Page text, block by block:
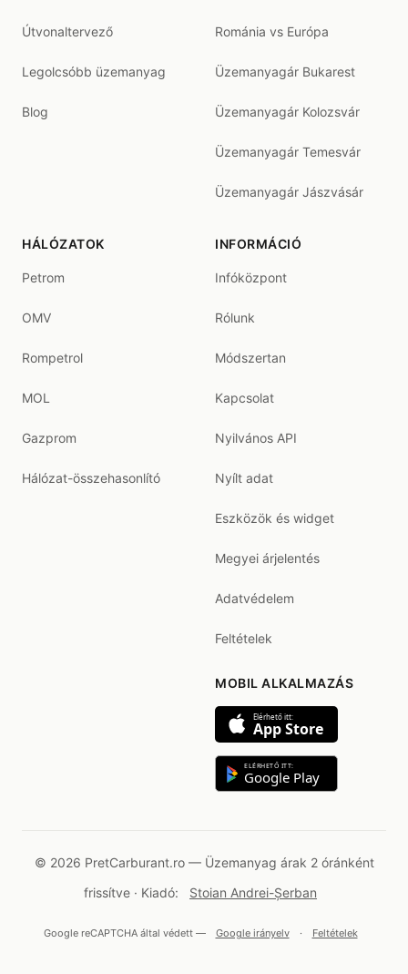
Útvonaltervező
Legolcsóbb üzemanyag
Blog
Románia vs Európa
Üzemanyagár Bukarest
Üzemanyagár Kolozsvár
Üzemanyagár Temesvár
Üzemanyagár Jászvásár
HÁLÓZATOK
Petrom
OMV
Rompetrol
MOL
Gazprom
Hálózat-összehasonlító
INFORMÁCIÓ
Infóközpont
Rólunk
Módszertan
Kapcsolat
Nyilvános API
Nyílt adat
Eszközök és widget
Megyei árjelentés
Adatvédelem
Feltételek
MOBIL ALKALMAZÁS
Elérhető itt:
App Store
ELÉRHETŐ ITT:
Google Play
© 2026 PretCarburant.ro — Üzemanyag árak 2 óránként
frissítve · Kiadó:
Stoian Andrei-Șerban
Google reCAPTCHA által védett — Google irányelv · Feltételek